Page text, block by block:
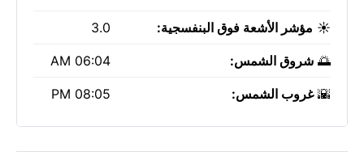
☀️ مؤشر الأشعة فوق البنفسجية: 3.0
🌅 شروق الشمس: 06:04 AM
🌇غروب الشمس: 08:05 PM